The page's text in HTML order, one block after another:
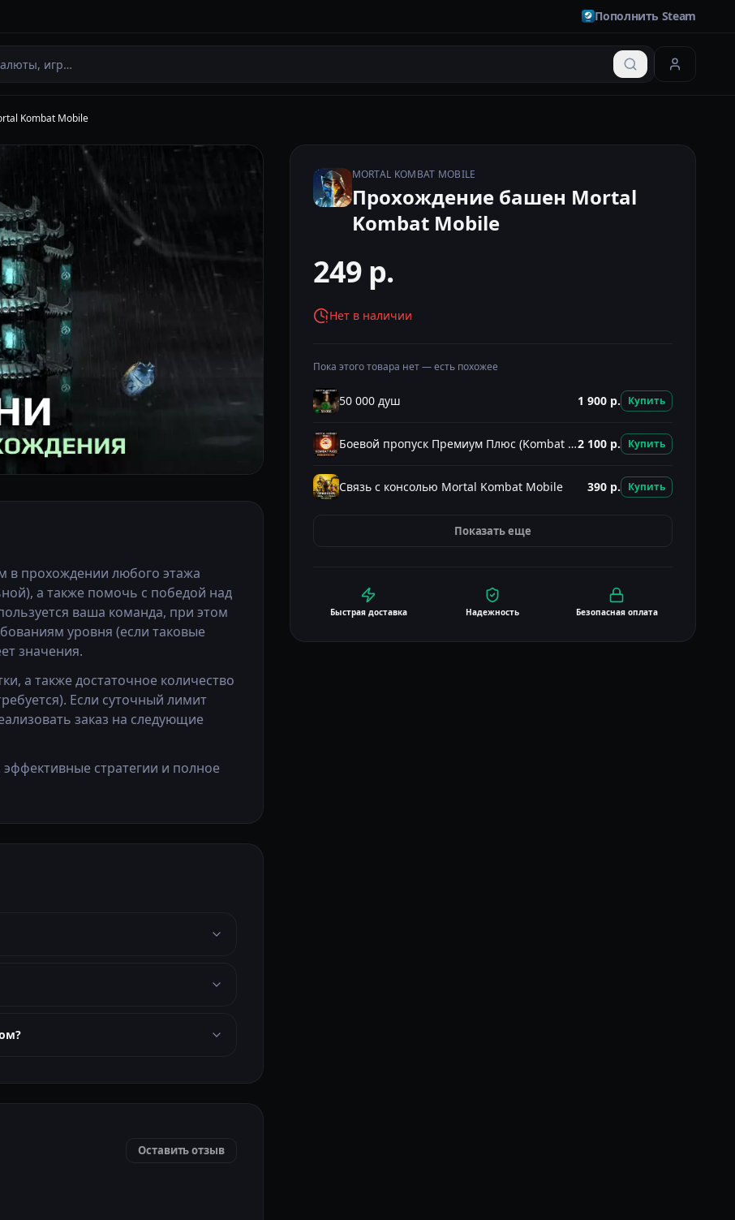
Пополнить Steam
Kombat Mobile
MORTAL KOMBAT MOBILE
Прохождение башен Mortal
Kombat Mobile
249 р.
Нет в наличии
Пока этого товара нет — есть похожее
50 000 душ 1 900 р. Купить
Боевой пропуск Премиум Плюс (Kombat Pass)2 100 р. Купить
Связь с консолью Mortal Kombat Mobile 390 р. Купить
Показать еще
Быстрая доставка Надежность Безопасная оплата
в прохождении любого этажа
а также помочь с победой над
ваша команда, при этом
уровня (если таковые
значения.
а также достаточное количество
Если суточный лимит
заказ на следующие
стратегии и полное
Оставить отзыв